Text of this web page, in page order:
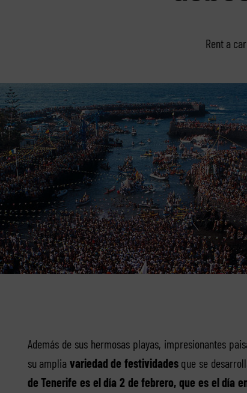
Rent a
Además de sus hermosas playas, impresionantes
su amplia variedad de festividadesque se
de Tenerife es el día 2 de febrero, que es el día